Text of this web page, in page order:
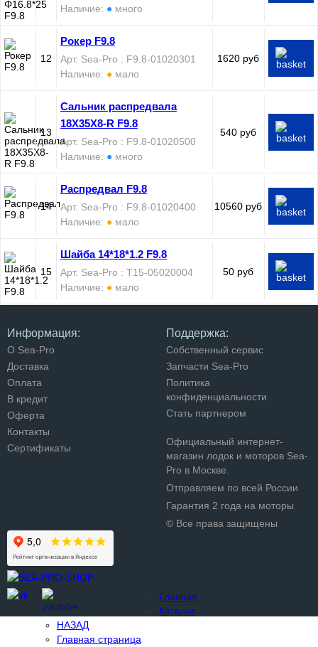
Наличие: ●много
12
Арт. Sea-Pro : F9.8-01020301
Наличие: ●мало
Рокер F9.8
1620 руб
13
Арт. Sea-Pro : F9.8-01020500
Наличие: ●много
Сальник распредвала
18X35X8-R F9.8
540 руб
14
Арт. Sea-Pro : F9.8-01020400
Наличие: ●мало
Распредвал F9.8
10560 руб
15
Арт. Sea-Pro : T15-05020004
Наличие: ●мало
Шайба 14*18*1.2 F9.8
50 руб
Информация:
О Sea-Pro
Доставка
Оплата
В кредит
Оферта
Контакты
Сертификаты
Поддержка:
Собственный сервис
Запчасти Sea-Pro
Политика
конфиденциальности
Стать партнером
Официальный интернет-
магазин лодок и моторов Sea-
Pro в Москве.
Отправляем по всей России
Гарантия 2 года на моторы
© Все права защищены
Главная
Каталог
НАЗАД
Главная страница